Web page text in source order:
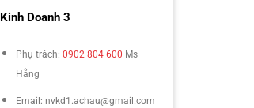
Kinh Doanh 3
Phụ trách: 0902 804 600 Ms
Hằng
Email: nvkd1.achau@gmail.com